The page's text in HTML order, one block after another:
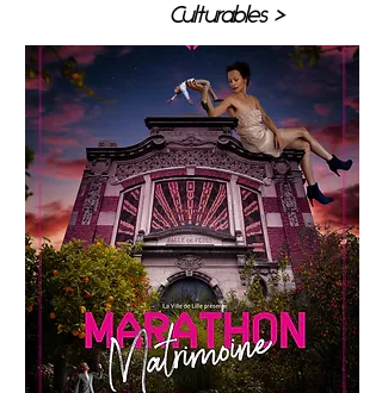
Culturables >